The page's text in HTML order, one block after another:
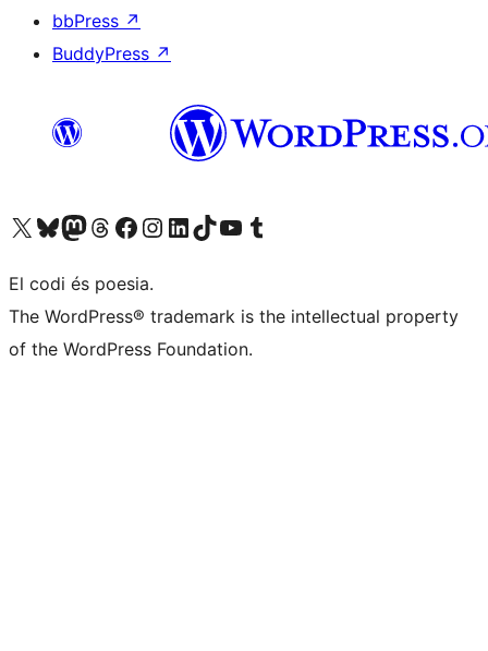
bbPress ↗
BuddyPress ↗
Visiteu el nostre compte X (abans Twitter)
Visiteu el nostre compte de Bluesky
Visiteu el nostre compte al Mastodon
Visiteu el nostre compte de Threads
Visiteu la nostra pàgina al Facebook
Visiteu el nostre compte d'Instagram
Visiteu el nostre compte de LinkedIn
Visiteu el nostre compte de TikTok
Visiteu el nostre canal al YouTube
Visiteu el nostre compte de Tumblr
El codi és poesia.
The WordPress® trademark is the intellectual property
of the WordPress Foundation.